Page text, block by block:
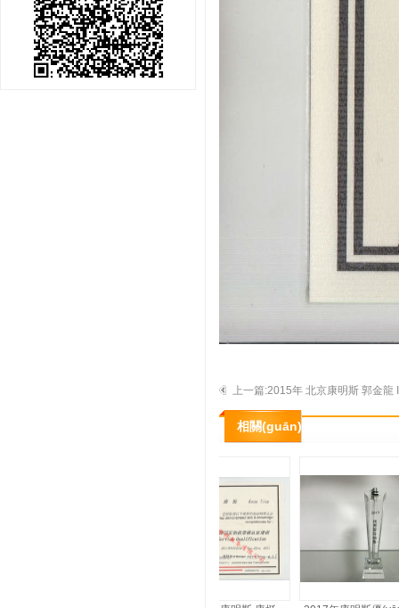
上一篇:2015年 北京康明斯 郭金龍
(dòng)機服務(wù)資格認證培訓證
相關(guān)展示